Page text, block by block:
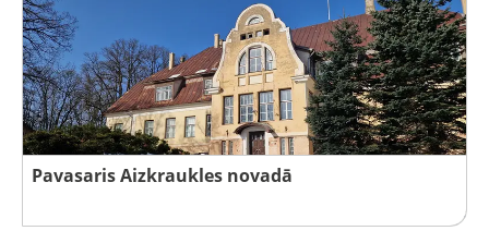
Pavasaris Aizkraukles novadā